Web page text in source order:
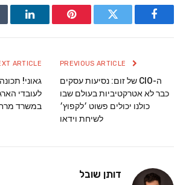
Facebook
Twitter
Pinterest
ה-CIO של זום: נסיעות עסקים
כבר לא אטרקטיביות בעולם שבו
כולנו יכולים פשוט ׳לקפוץ׳
לשיחת וידאו
ARTICLE
גאוני!
לעובדי
במשרד
דותן שובל